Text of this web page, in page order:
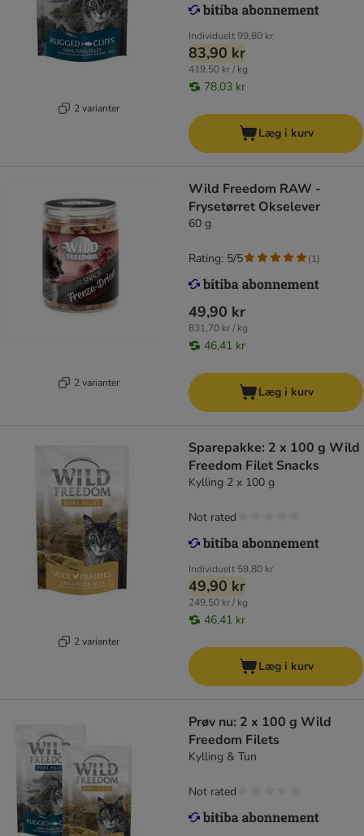
2 varianter
Individuelt99,80 kr
83,90 kr
419,50 kr / kg
78,03 kr
Læg i kurv
2 varianter
Wild Freedom RAW -
Frysetørret Okselever
60 g
49,90 kr
831,70 kr / kg
46,41 kr
Rating: 5/5 (1)
Læg i kurv
2 varianter
Sparepakke: 2 x 100 g Wild
Freedom Filet Snacks
Kylling 2 x 100 g
Individuelt 59,80 kr
49,90 kr
249,50 kr / kg
46,41 kr
Not rated
Læg i kurv
Prøv nu: 2 x 100 g Wild
Freedom Filets
Kylling & Tun
Not rated